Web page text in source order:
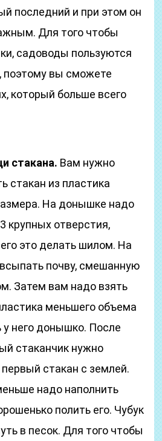
последний и при этом он
Для того чтобы
садоводы пользуются
поэтому вы сможете
который больше всего
стакана. Вам нужно
стакан из пластика
На донышке надо
крупных отверстия,
это делать шилом. На
почву, смешанную
Затем вам надо взять
меньшего объема
у него донышко. После
стаканчик нужно
первый стакан с землей.
надо наполнить
полить его. Чубук
в песок. Для того чтобы